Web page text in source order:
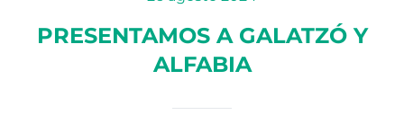
PRESENTAMOS A GALATZÓ Y
ALFABIA